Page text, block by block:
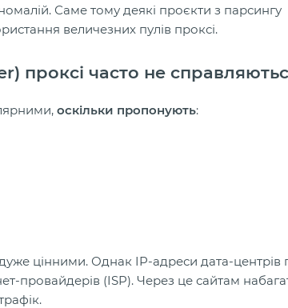
Саме тому деякі проєкти з парсингу
величезних пулів проксі.
проксі часто не
оскільки пропонують:
цінними. Однак IP-адреси дата-центрів
провайдерів (ISP). Через це сайтам